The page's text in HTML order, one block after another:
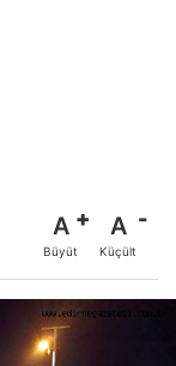
A
Büyüt
A
Küçült